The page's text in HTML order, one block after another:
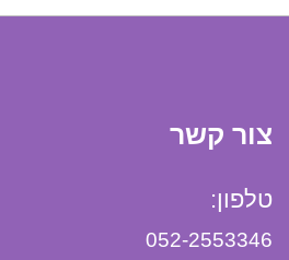
צור קשר
טלפון:
052-2553346